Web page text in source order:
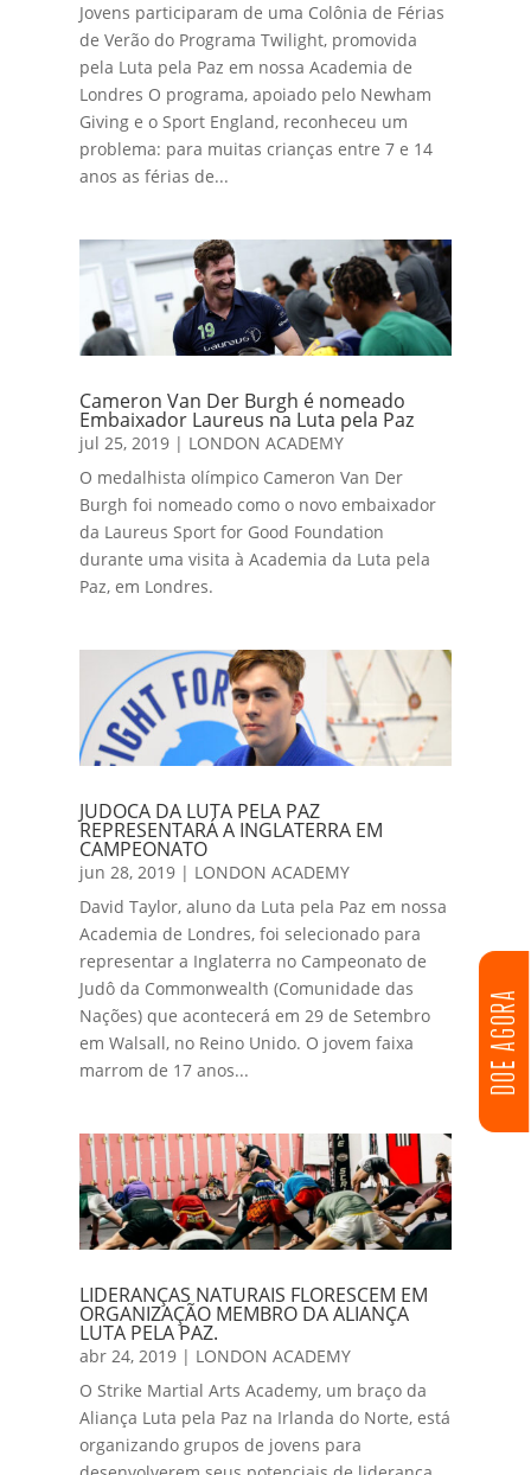
DOE AGORA
Jovens participaram de uma Colônia de Férias
de Verão do Programa Twilight, promovida
pela Luta pela Paz em nossa Academia de
Londres O programa, apoiado pelo Newham
Giving e o Sport England, reconheceu um
problema: para muitas crianças entre 7 e 14
anos as férias de...
Cameron Van Der Burgh é nomeado
Embaixador Laureus na Luta pela Paz
jul 25, 2019 | LONDON ACADEMY
O medalhista olímpico Cameron Van Der
Burgh foi nomeado como o novo embaixador
da Laureus Sport for Good Foundation
durante uma visita à Academia da Luta pela
Paz, em Londres.
JUDOCA DA LUTA PELA PAZ
REPRESENTARÁ A INGLATERRA EM
CAMPEONATO
jun 28, 2019 | LONDON ACADEMY
David Taylor, aluno da Luta pela Paz em nossa
Academia de Londres, foi selecionado para
representar a Inglaterra no Campeonato de
Judô da Commonwealth (Comunidade das
Nações) que acontecerá em 29 de Setembro
em Walsall, no Reino Unido. O jovem faixa
marrom de 17 anos...
LIDERANÇAS NATURAIS FLORESCEM EM
ORGANIZAÇÃO MEMBRO DA ALIANÇA
LUTA PELA PAZ.
abr 24, 2019 | LONDON ACADEMY
O Strike Martial Arts Academy, um braço da
Aliança Luta pela Paz na Irlanda do Norte, está
organizando grupos de jovens para